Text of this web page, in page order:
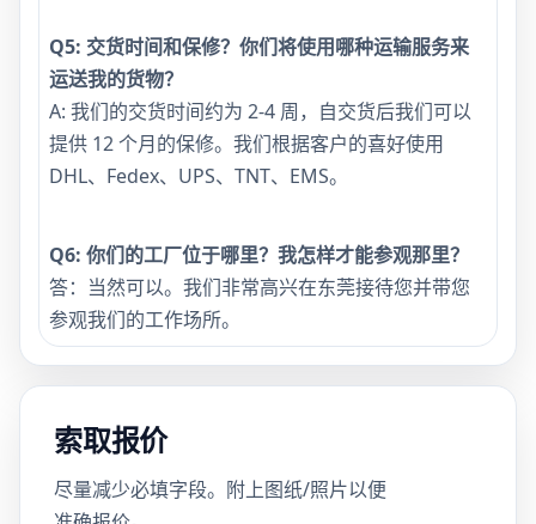
Q5: 交货时间和保修？你们将使用哪种运输服务来
运送我的货物？
A: 我们的交货时间约为 2-4 周，自交货后我们可以
提供 12 个月的保修。我们根据客户的喜好使用
DHL、Fedex、UPS、TNT、EMS。
Q6: 你们的工厂位于哪里？我怎样才能参观那里？
答：当然可以。我们非常高兴在东莞接待您并带您
参观我们的工作场所。
索取报价
尽量减少必填字段。附上图纸/照片以便